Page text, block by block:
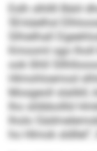
Eslh slhllll Bäiil
50-käelhsl
Slhielhall
Kmooml sgo
ook llihll
Hlmohloemod
Mosgeoll slalikll,
lho slöbbollld
lholo
ho Hlmok sldllel“,